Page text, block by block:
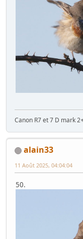
Canon R7 et 7 D mark
alain33
11 Août 2025, 04:04:04
50.